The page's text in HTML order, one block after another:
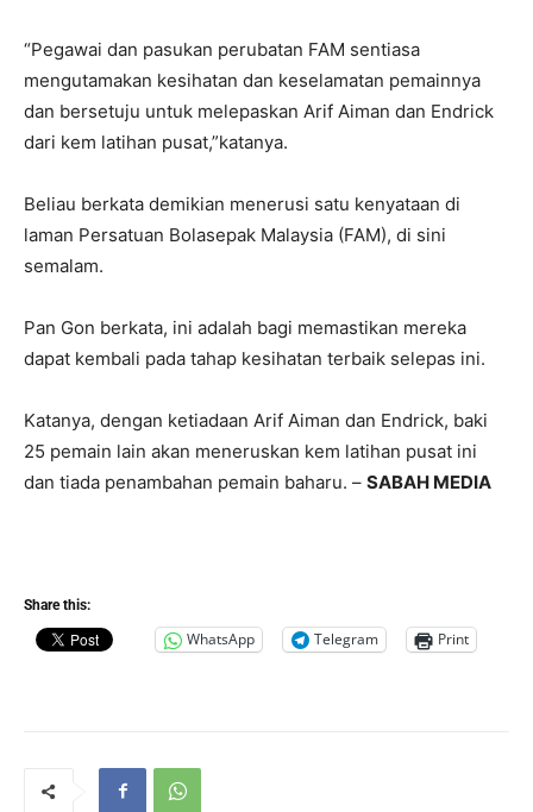
“Pegawai dan pasukan perubatan FAM sentiasa
mengutamakan kesihatan dan keselamatan pemainnya
dan bersetuju untuk melepaskan Arif Aiman dan Endrick ​​
dari kem latihan pusat,”katanya.
Beliau berkata demikian menerusi satu kenyataan di
laman Persatuan Bolasepak Malaysia (FAM), di sini
semalam.
Pan Gon berkata, ini adalah bagi memastikan mereka
dapat kembali pada tahap kesihatan terbaik selepas ini.
Katanya, dengan ketiadaan Arif Aiman dan Endrick, baki
25 pemain lain akan meneruskan kem latihan pusat ini
dan tiada penambahan pemain baharu. – SABAH MEDIA
Share this:
WhatsApp Telegram Print